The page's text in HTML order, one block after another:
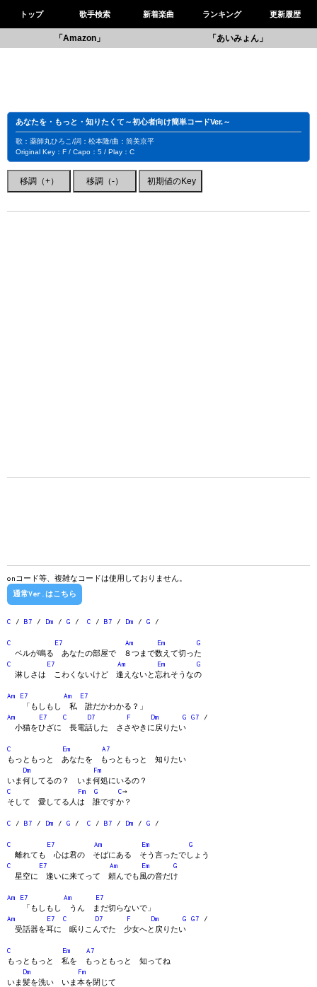
トップ 歌手検索 新着楽曲 ランキング 更新履歴
「Amazon」 「あいみょん」
あなたを・もっと・知りたくて～初心者向け簡単コードVer.～
歌：薬師丸ひろこ/詞：松本隆/曲：筒美京平
Original Key：F / Capo：5 / Play：C
onコード等、複雑なコードは使用しておりません。
通常Ver.はこちら
C / B7 / Dm / G / C / B7 / Dm / G /
C E7 Am Em
G
ベルが鳴る あなたの部屋で ８つまで数えて切った
C
E7 Am Em
G
淋しさは こわくないけど 逢えないと忘れそうなの
Am E7 Am
E7
「もしもし 私 誰だかわかる？」
Am
E7 C D7 F Dm G G7 /
小猫をひざに 長電話した ささやきに戻りたい
C Em
A7
もっともっと あなたを もっともっと 知りたい
Dm
Fm
いま何してるの？ いま何処にいるの？
C
Fm G C→
そして 愛してる人は 誰ですか？
C / B7 / Dm / G / C / B7 / Dm / G /
C E7 Am Em
G
離れても 心は君の そばにある そう言ったでしょう
C
E7 Am Em
G
星空に 逢いに来てって 頼んでも風の音だけ
Am E7 Am
E7
「もしもし うん まだ切らないで」
Am
E7 C D7 F Dm G G7 /
受話器を耳に 眠りこんでた 少女へと戻りたい
C Em
A7
もっともっと 私を もっともっと 知ってね
Dm
Fm
いま髪を洗い いま本を閉じて